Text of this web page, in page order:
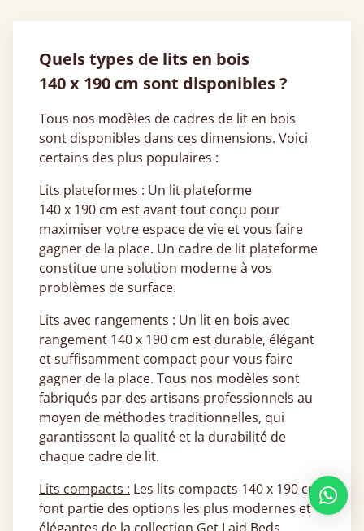
Quels types de lits en bois
140 x 190 cm sont disponibles ?
Tous nos modèles de cadres de lit en bois
sont disponibles dans ces dimensions. Voici
certains des plus populaires :
Lits plateformes : Un lit plateforme
140 x 190 cm est avant tout conçu pour
maximiser votre espace de vie et vous faire
gagner de la place. Un cadre de lit plateforme
constitue une solution moderne à vos
problèmes de surface.
Lits avec rangements : Un lit en bois avec
rangement 140 x 190 cm est durable, élégant
et suffisamment compact pour vous faire
gagner de la place. Tous nos modèles sont
fabriqués par des artisans professionnels au
moyen de méthodes traditionnelles, qui
garantissent la qualité et la durabilité de
chaque cadre de lit.
Lits compacts : Les lits compacts 140 x 190 cm
font partie des options les plus modernes et